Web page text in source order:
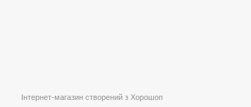
Інтернет-магазин створений з Хорошоп